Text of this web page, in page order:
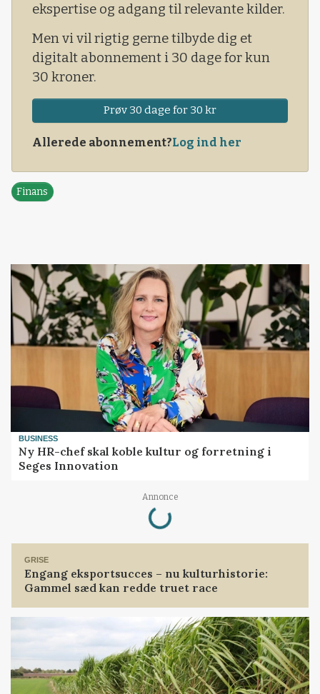
ekspertise og adgang til relevante kilder.
Men vi vil rigtig gerne tilbyde dig et
digitalt abonnement i 30 dage for kun
30 kroner.
Prøv 30 dage for 30 kr
Allerede abonnement?Log ind her
Finans
BUSINESS
Ny HR-chef skal koble kultur og forretning i
Seges Innovation
Annonce
Loading...
GRISE
Engang eksportsucces – nu kulturhistorie:
Gammel sæd kan redde truet race